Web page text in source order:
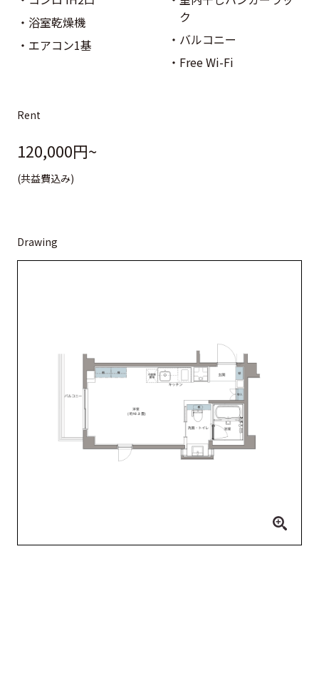
浴室乾燥機
エアコン1基
ク
バルコニー
Free Wi-Fi
Rent
120,000円~
(共益費込み)
Drawing